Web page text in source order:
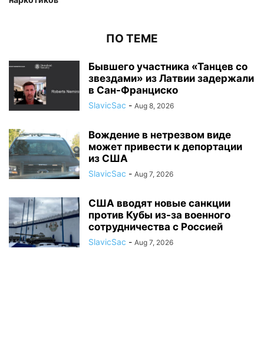
ПО ТЕМЕ
Бывшего участника «Танцев со
звездами» из Латвии задержали
в Сан-Франциско
SlavicSac - Aug 8, 2026
Вождение в нетрезвом виде
может привести к депортации
из США
SlavicSac - Aug 7, 2026
США вводят новые санкции
против Кубы из-за военного
сотрудничества с Россией
SlavicSac - Aug 7, 2026